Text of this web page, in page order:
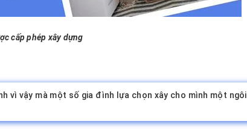
cấp phép xây dựng
vì vậy mà một số gia đình lựa chọn xây cho mình một ngôi